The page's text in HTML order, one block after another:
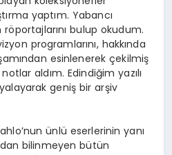
yaptım. Yabancı
bulup okudum.
programlarını, hakkında
esinlenerek çekilmiş
aldım. Edindiğim yazılı
geniş bir arşiv
ünlü eserlerinin yanı
bilinmeyen bütün